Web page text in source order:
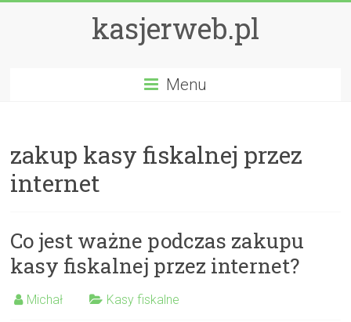
kasjerweb.pl
Menu
zakup kasy fiskalnej przez
internet
Co jest ważne podczas zakupu
kasy fiskalnej przez internet?
Michał Kasy fiskalne